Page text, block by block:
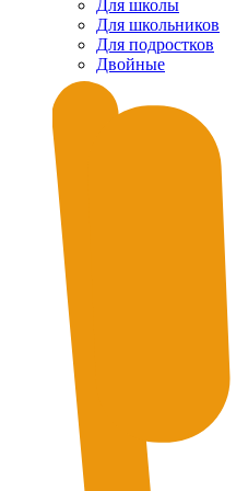
Для школы
Для школьников
Для подростков
Двойные